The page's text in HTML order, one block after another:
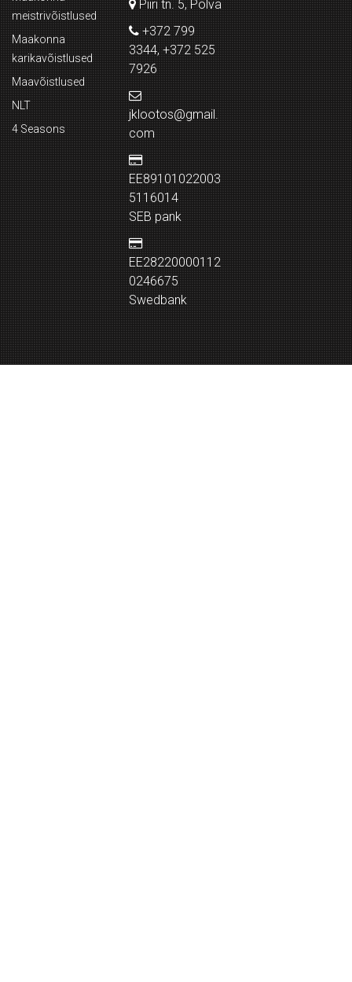
meistrivõistlused
Maakonna
karikavõistlused
Maavõistlused
NLT
4 Seasons
Piiri tn. 5, Põlva
+372 799
3344, +372 525
7926
jklootos@gmail.
com
EE89101022003
5116014
SEB pank
EE28220000112
0246675
Swedbank